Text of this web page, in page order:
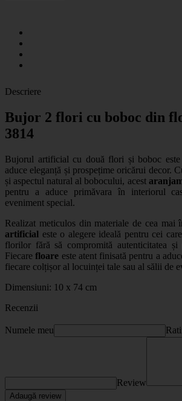
Descriere
Bujor 2 flori cu boboc din
3814
Bujorul artificial cu două flori și boboc este
aduce eleganță și prospețime oricărui decor.
și aspectul natural al bobocului, acest
pentru a aduce primăvara în interiorul
eveniment special.
Realizat meticulos din materiale de cea mai
artificial este o alegere ideală pentru cei
florilor fără să compromită autenticitatea și
Fiecarefloare este atent finisată pentru a
fiecare colțișor al locuinței tale sau al sălii de
Dimensiuni: 10 x 74 cm
Recenzii
Numele meu
Review
Adaugă review